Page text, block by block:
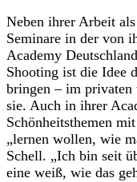
Neben ihrer Arbeit
Seminare in der von
Academy
Shooting ist die Idee
bringen – im
sie. Auch in ihrer
Schönheitsthemen
„lernen wollen, wie
Schell. „Ich bin seit
eine weiß, wie das